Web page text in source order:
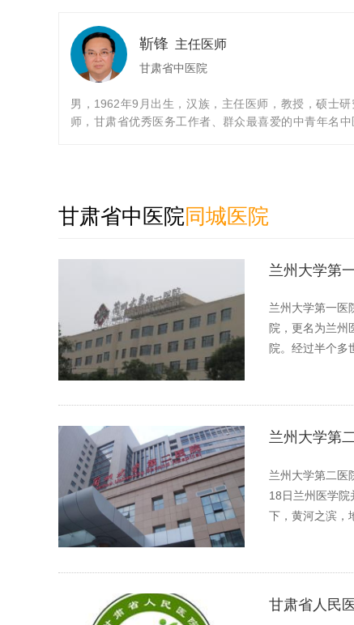
士生毕业，获医学博士学位；2008年第三军医大学西南
节外科中心及公共卫生与预防医学院博士后出站。现兼
省中医院骨伤科临床医学中心副主任、骨伤科研究所副
医院重点学（专）科办公室主任，兰州大学基础医学院
授、硕士生导师，中华医学会甘肃省分会运动医学专委
任委员、中国康复医学会骨科康复学组委员。
靳锋 主任医师
甘肃省中医院
男，1962年9月出生，汉族，主任医师，教授，硕士研
师，甘肃省优秀医务工作者、群众最喜爱的中青年名中
带徒指导老师。发表学术论文20余篇，参编著作4部，主
课题3项。甘肃省中医院“345”人才第二层次。在治疗慢
甘肃省中医院同城医院
兰州大学第
兰州大学第一医
院，更名为兰州
院。经过半个
兰州大学第
兰州大学第二医
18日兰州医学院
下，黄河之滨，
甘肃省人民